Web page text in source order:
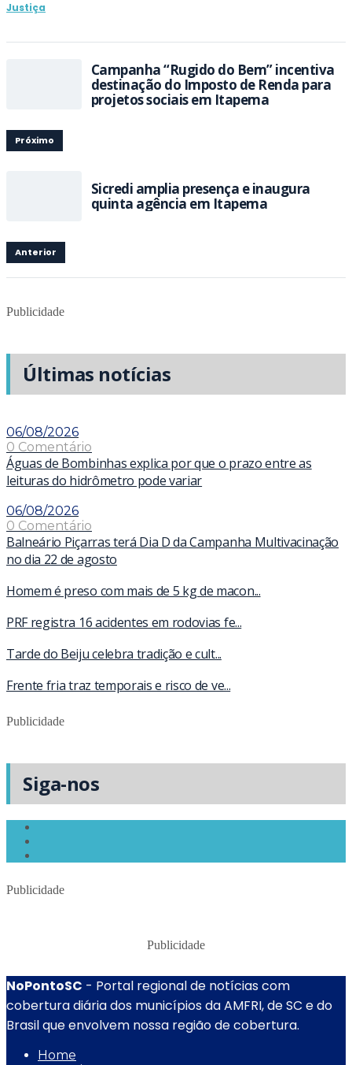
Justiça
Campanha “Rugido do Bem” incentiva
destinação do Imposto de Renda para
projetos sociais em Itapema
Próximo
Sicredi amplia presença e inaugura
quinta agência em Itapema
Anterior
Publicidade
Últimas notícias
06/08/2026
0 Comentário
Águas de Bombinhas explica por que o prazo entre as
leituras do hidrômetro pode variar
06/08/2026
0 Comentário
Balneário Piçarras terá Dia D da Campanha Multivacinação
no dia 22 de agosto
Homem é preso com mais de 5 kg de macon...
PRF registra 16 acidentes em rodovias fe...
Tarde do Beiju celebra tradição e cult...
Frente fria traz temporais e risco de ve...
Publicidade
Siga-nos
Publicidade
Publicidade
NoPontoSC - Portal regional de notícias com
cobertura diária dos municípios da AMFRI, de SC e do
Brasil que envolvem nossa região de cobertura.
Home